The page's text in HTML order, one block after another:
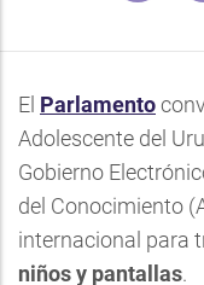
El Parlamento
Adolescente del
Gobierno
del Conocimiento
internacional para
niños y pantallas.